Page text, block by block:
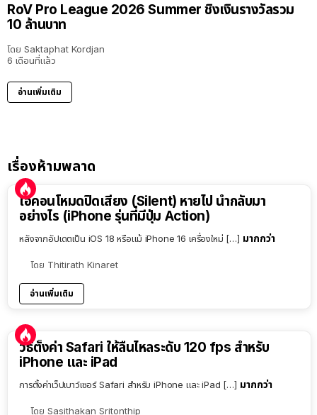
RoV Pro League 2026 Summer ชิงเงินรางวัลรวม
10 ล้านบาท
โดย Saktaphat Kordjan
6 เดือนที่แล้ว
อ่านเพิ่มเติม
เรื่องห้ามพลาด
ไอคอนโหมดปิดเสียง (Silent) หายไป นำกลับมา
อย่างไร (iPhone รุ่นที่มีปุ่ม Action)
หลังจากอัปเดตเป็น iOS 18 หรือแม้ iPhone 16 เครื่องใหม่ […] มากกว่า
โดย Thitirath Kinaret
อ่านเพิ่มเติม
วิธีตั้งค่า Safari ให้ลื่นไหลระดับ 120 fps สำหรับ
iPhone และ iPad
การตั้งค่าเว็ปเบาว์เซอร์ Safari สำหรับ iPhone และ iPad […] มากกว่า
โดย Sasithakan Sritonthip